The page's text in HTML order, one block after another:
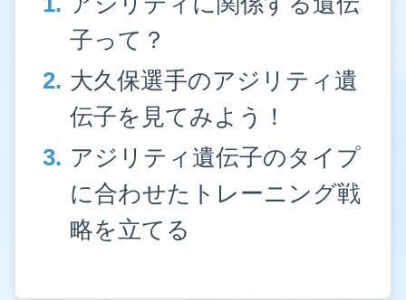
子って？
大久保選手のアジリティ遺
伝子を見てみよう！
アジリティ遺伝子のタイプ
に合わせたトレーニング戦
略を立てる